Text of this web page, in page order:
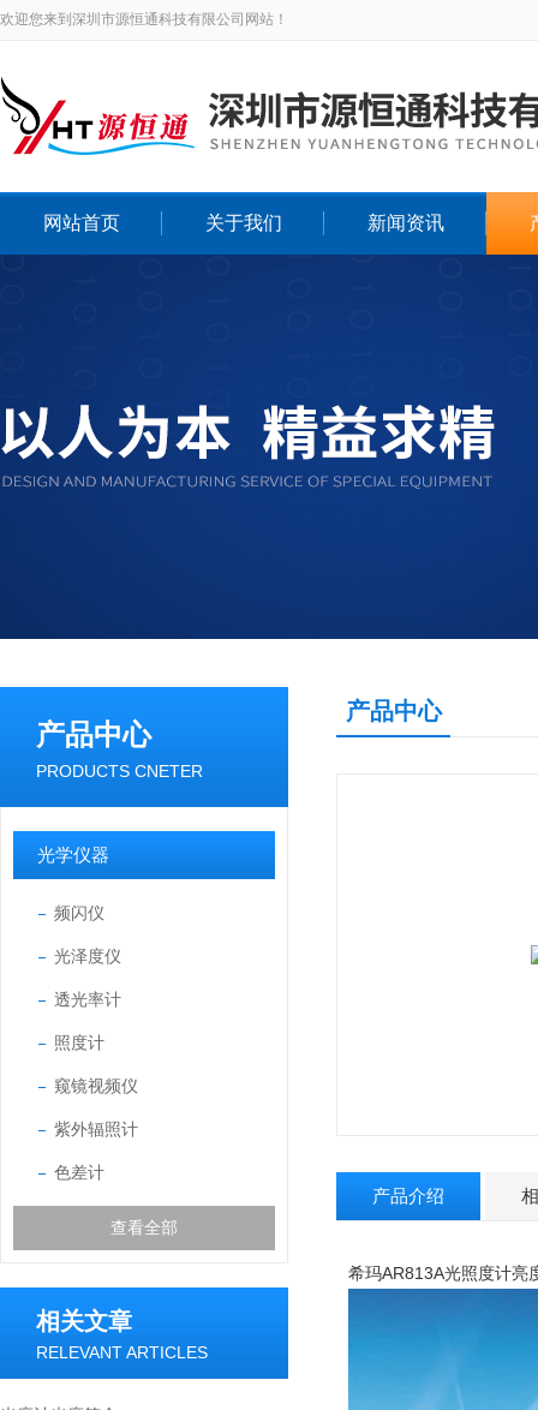
欢迎您来到深圳市源恒通科技有限公司网站！
网站首页 关于我们 新闻资讯
产品中心
PRODUCTS CNETER
光学仪器
频闪仪
光泽度仪
透光率计
照度计
窥镜视频仪
紫外辐照计
色差计
查看全部
相关文章
RELEVANT ARTICLES
产品中心
产品介绍
希玛AR813A光照度计亮